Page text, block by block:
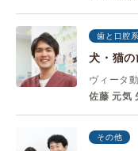
歯と口腔
犬・猫の
ヴィータ
佐藤 元気
その他